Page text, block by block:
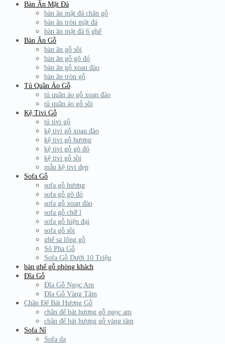
Bàn Ăn Mặt Đá
bàn ăn mặt đá chân gỗ
bàn ăn tròn mặt đá
bàn ăn mặt đá 6 ghế
Bàn Ăn Gỗ
bàn ăn gỗ sồi
bàn ăn gỗ gõ đỏ
bàn ăn gỗ xoan đào
bàn ăn tròn gỗ
Tủ Quần Áo Gỗ
tủ quần áo gỗ xoan đào
tủ quần áo gỗ sồi
Kệ Tivi Gỗ
tủ tivi gỗ
kệ tivi gỗ xoan đào
kệ tivi gỗ hương
kệ tivi gỗ gõ đỏ
kệ tivi gỗ sồi
mẫu kệ tivi đẹp
Sofa Gỗ
sofa gỗ hương
sofa gỗ gõ đỏ
sofa gỗ xoan đào
sofa gỗ chữ l
sofa gỗ hiện đại
sofa gỗ sồi
ghế sa lông gỗ
Sô Pha Gỗ
Sofa Gỗ Dưới 10 Triệu
bàn ghế gỗ phòng khách
Đĩa Gỗ
Đĩa Gỗ Ngọc Am
Đĩa Gỗ Vàng Tâm
Chân Đế Bát Hương Gỗ
chân đế bát hương gỗ ngọc am
chân đế bát hương gỗ vàng tâm
Sofa Nỉ
Sofa da